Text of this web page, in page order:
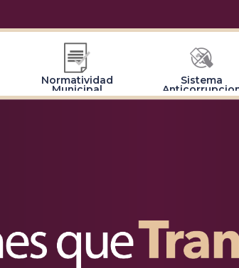
Normatividad
Municipal
Sistema